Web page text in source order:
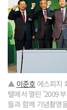
▲이준호 에스피지
텔에서 열린 '2009
들과 함께 기념촬영